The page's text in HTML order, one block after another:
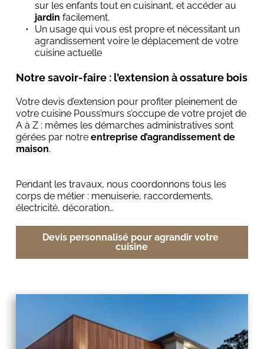
jardin facilement.
Un usage qui vous est propre et nécessitant un
agrandissement voire le déplacement de votre
cuisine actuelle
Notre savoir-faire : l’extension à ossature bois
Votre devis d’extension pour profiter pleinement de
votre cuisine Pouss’murs s’occupe de votre projet de
A à Z : mêmes les démarches administratives sont
gérées par notre entreprise d’agrandissement de
maison.
Pendant les travaux, nous coordonnons tous les
corps de métier : menuiserie, raccordements,
électricité, décoration…
Devis personnalisé pour agrandir votre
cuisine